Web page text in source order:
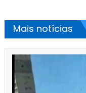
Mais notícias